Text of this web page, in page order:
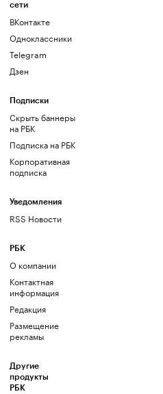
сети
ВКонтакте
Одноклассники
Telegram
Дзен
Подписки
Скрыть баннеры
на РБК
Подписка на РБК
Корпоративная
подписка
Уведомления
RSS Новости
РБК
О компании
Контактная
информация
Редакция
Размещение
рекламы
Другие
продукты
РБК